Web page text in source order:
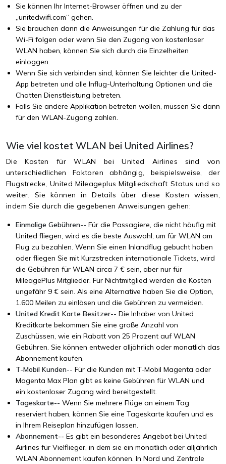
Sie können Ihr Internet-Browser öffnen und zu der
„unitedwifi.com“ gehen.
Sie brauchen dann die Anweisungen für die Zahlung für das
Wi-Fi folgen oder wenn Sie den Zugang von kostenloser
WLAN haben, können Sie sich durch die Einzelheiten
einloggen.
Wenn Sie sich verbinden sind, können Sie leichter die United-
App betreten und alle Influg-Unterhaltung Optionen und die
Chatten Dienstleistung betreten.
Falls Sie andere Applikation betreten wollen, müssen Sie dann
für den WLAN-Zugang zahlen.
Wie viel kostet WLAN bei United Airlines?
Die Kosten für WLAN bei United Airlines sind von
unterschiedlichen Faktoren abhängig, beispielsweise, der
Flugstrecke, United Mileageplus Mitgliedschaft Status und so
weiter. Sie können in Details über diese Kosten wissen,
indem Sie durch die gegebenen Anweisungen gehen:
Einmalige Gebühren-- Für die Passagiere, die nicht häufig mit
United fliegen, wird es die beste Auswahl, um für WLAN am
Flug zu bezahlen. Wenn Sie einen Inlandflug gebucht haben
oder fliegen Sie mit Kurzstrecken internationale Tickets, wird
die Gebühren für WLAN circa 7 € sein, aber nur für
MileagePlus Mitglieder. Für Nichtmitglied werden die Kosten
ungefähr 9 € sein. Als eine Alternative haben Sie die Option,
1.600 Meilen zu einlösen und die Gebühren zu vermeiden.
United Kredit Karte Besitzer-- Die Inhaber von United
Kreditkarte bekommen Sie eine große Anzahl von
Zuschüssen, wie ein Rabatt von 25 Prozent auf WLAN
Gebühren. Sie können entweder alljährlich oder monatlich das
Abonnement kaufen.
T-Mobil Kunden-- Für die Kunden mit T-Mobil Magenta oder
Magenta Max Plan gibt es keine Gebühren für WLAN und
ein kostenloser Zugang wird bereitgestellt.
Tageskarte-- Wenn Sie mehrere Flüge an einem Tag
reserviert haben, können Sie eine Tageskarte kaufen und es
in Ihrem Reiseplan hinzufügen lassen.
Abonnement-- Es gibt ein besonderes Angebot bei United
Airlines für Vielflieger, in dem sie ein monatlich oder alljährlich
WLAN Abonnement kaufen können. In Nord und Zentrale